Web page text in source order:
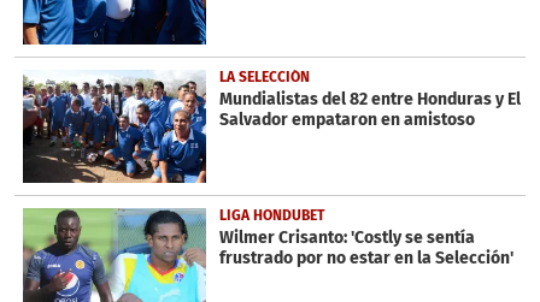
LA SELECCIÓN
Mundialistas del 82 entre Honduras y El
Salvador empataron en amistoso
LIGA HONDUBET
Wilmer Crisanto: 'Costly se sentía
frustrado por no estar en la Selección'